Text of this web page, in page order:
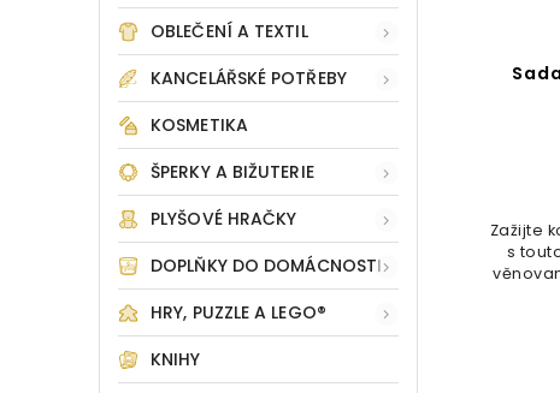
OBLEČENÍ A TEXTIL
KANCELÁŘSKÉ POTŘEBY
KOSMETIKA
ŠPERKY A BIŽUTERIE
PLYŠOVÉ HRAČKY
DOPLŇKY DO DOMÁCNOSTI
HRY, PUZZLE A LEGO®
KNIHY
Zažijte
s